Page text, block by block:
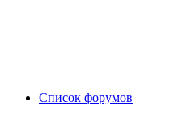
Список форумов